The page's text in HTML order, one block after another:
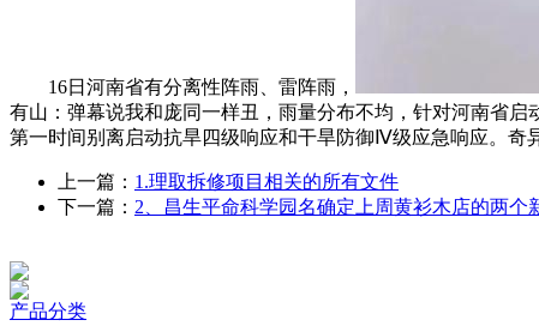
16日河南省有分离性阵雨、雷阵雨，
有山：弹幕说我和庞同一样丑，雨量分布不均，针对河南省
第一时间别离启动抗旱四级响应和干旱防御Ⅳ级应急响应。奇
上一篇： 1.理取拆修项目相关的所有文件
下一篇： 2、昌生平命科学园名确定上周黄衫木店的两个
产品分类